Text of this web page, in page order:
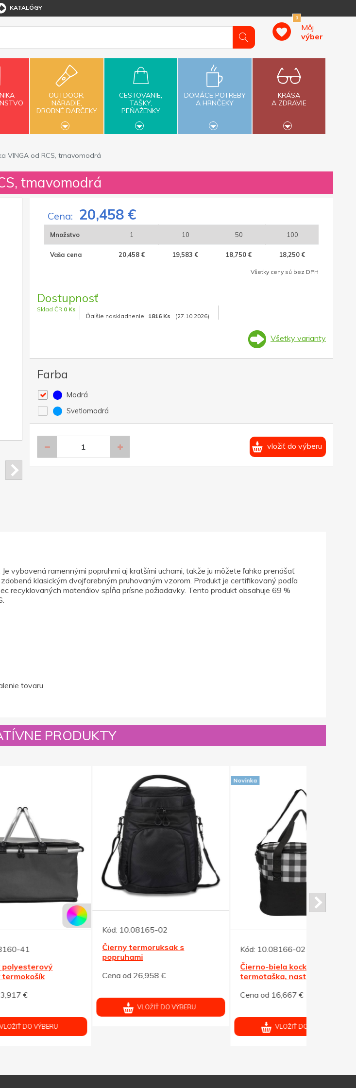
KATALÓGY
0
Môj
výber
OUTDOOR,
NÁRADIE,
DROBNÉ DARČEKY
CESTOVANIE,
TAŠKY,
PEŇAŽENKY
DOMÁCE POTREBY
A HRNČEKY
KRÁSA
A ZDRAVIE
VINGA od RCS, tmavomodrá
tmavomodrá
Cena: 20,458 €
Množstvo 1 10 50 100
Vaša cena 20,458 € 19,583 € 18,750 € 18,250 €
Všetky ceny sú bez DPH
Dostupnosť
Sklad ČR 0 Ks
Ďalšie naskladnenie: 1816 Ks (27.10.2026)
Všetky varianty
Farba
Modrá
Svetlomodrá
vložiť do výberu
vybavená ramennými popruhmi aj kratšími uchami, takže ju môžete ľahko prenášať
klasickým dvojfarebným pruhovaným vzorom. Produkt je certifikovaný podľa
recyklovaných materiálov spĺňa prísne požiadavky. Tento produkt obsahuje 69 %
tovaru
PRODUKTY
Kód:10.08165-02
Čierny termoruksak s
Cena od 26,958 €
VLOŽIŤ DO VÝBERU
Novinka
Kód:
10.08166-02
Čierno-biela kockovaná
termotaška, nastav.popruh
Cena od 16,667 €
VLOŽIŤ DO VÝBERU